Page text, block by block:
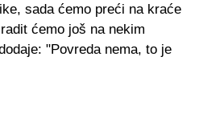
sada ćemo preći na kraće
ćemo još na nekim
"Povreda nema, to je